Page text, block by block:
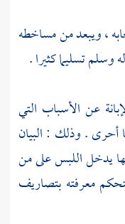
، ويبعد من مساخطه
تسليما كثيرا .
عن الأسباب التي
أحرى . وذلك : البيان
يدخل اللبس على من
معرفته بتصاريف